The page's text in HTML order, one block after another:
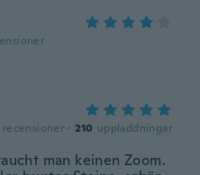
recensioner · 210 uppladdningar
man keinen Zoom.